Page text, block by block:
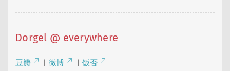
Dorgel @ everywhere
豆瓣 | 微博 | 饭否